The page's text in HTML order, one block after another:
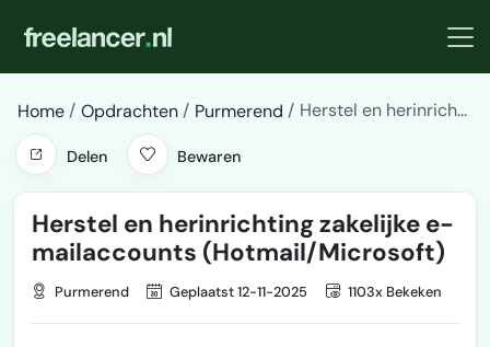
Home Opdrachten Purmerend Herstel en herinrich...
Delen Bewaren
Herstel en herinrichting zakelijke e-
mailaccounts (Hotmail/Microsoft)
Purmerend Geplaatst 12-11-2025 1103x Bekeken